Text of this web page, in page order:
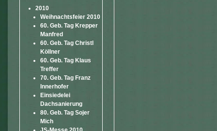
2010
Weihnachtsfeier 2010
60. Geb. Tag Krepper
Manfred
60. Geb. Tag Christl
Köllner
60. Geb. Tag Klaus
Treffer
70. Geb. Tag Franz
Innerhofer
Einsiedelei
Dachsanierung
80. Geb. Tag Sojer
Mich